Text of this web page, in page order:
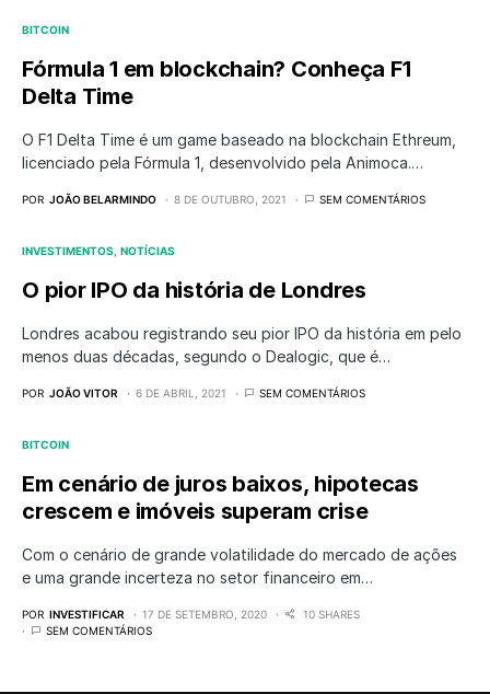
BITCOIN
Fórmula 1 em blockchain? Conheça F1
Delta Time
O F1 Delta Time é um game baseado na blockchain Ethreum,
licenciado pela Fórmula 1, desenvolvido pela Animoca.…
POR JOÃO BELARMINDO 8 DE OUTUBRO, 2021 SEM COMENTÁRIOS
INVESTIMENTOS NOTÍCIAS
O pior IPO da história de Londres
Londres acabou registrando seu pior IPO da história em pelo
menos duas décadas, segundo o Dealogic, que é…
POR JOÃO VITOR 6 DE ABRIL, 2021 SEM COMENTÁRIOS
BITCOIN
Em cenário de juros baixos, hipotecas
crescem e imóveis superam crise
Com o cenário de grande volatilidade do mercado de ações
e uma grande incerteza no setor financeiro em…
POR INVESTIFICAR 17 DE SETEMBRO, 2020
10 SHARES
SEM COMENTÁRIOS